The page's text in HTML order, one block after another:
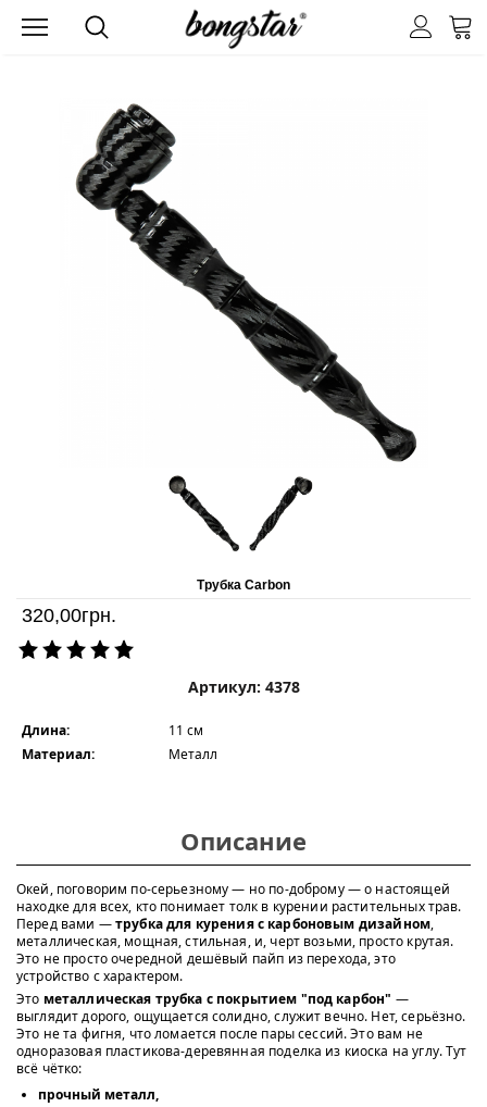
Трубка Carbon
320,00грн.
Артикул: 4378
Длина:
11 см
Материал:
Металл
Описание
Окей, поговорим по-серьезному — но по-доброму — о настоящей
находке для всех, кто понимает толк в курении растительных трав.
Перед вами —трубка для курения с карбоновым дизайном,
металлическая, мощная, стильная, и, черт возьми, просто крутая.
Это не просто очередной дешёвый пайп из перехода, это
устройство с характером.
Это металлическая трубка с покрытием "под карбон" —
выглядит дорого, ощущается солидно, служит вечно. Нет, серьёзно.
Это не та фигня, что ломается после пары сессий. Это вам не
одноразовая пластикова-деревянная поделка из киоска на углу. Тут
всё чётко:
прочный металл,